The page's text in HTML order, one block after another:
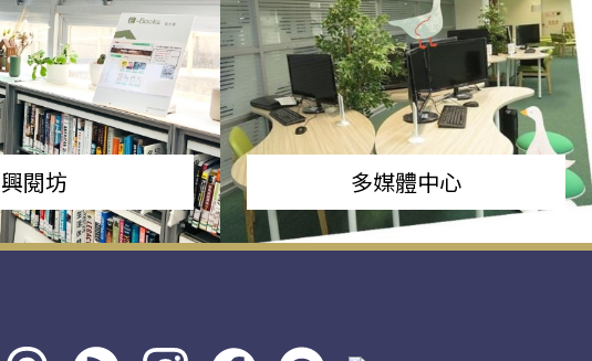
興閱坊 多媒體中心